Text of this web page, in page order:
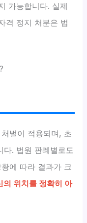
가능합니다. 실제
격 정지 처분은 법
벌이 적용되며, 초
다. 법원 판례별로도
에 따라 결과가 크
의 위치를 정확히 아